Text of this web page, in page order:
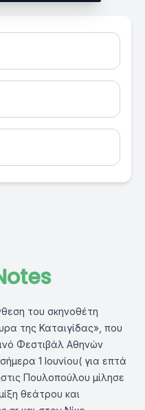
του σκηνοθέτη
της Καταιγίδας», που
Φεστιβάλ Αθηνών
1 Ιουνίου( για επτά
Πουλοπούλου μίλησε
θεάτρου και